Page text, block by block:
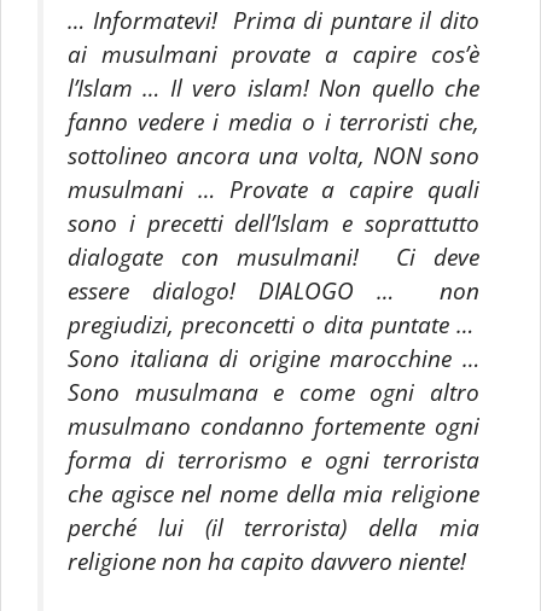
… Informatevi! Prima di puntare il dito
ai musulmani provate a capire cos’è
l’Islam … Il vero islam! Non quello che
fanno vedere i media o i terroristi che,
sottolineo ancora una volta, NON sono
musulmani … Provate a capire quali
sono i precetti dell’Islam e soprattutto
dialogate con musulmani! Ci deve
essere dialogo! DIALOGO … non
pregiudizi, preconcetti o dita puntate …
Sono italiana di origine marocchine …
Sono musulmana e come ogni altro
musulmano condanno fortemente ogni
forma di terrorismo e ogni terrorista
che agisce nel nome della mia religione
perché lui (il terrorista) della mia
religione non ha capito davvero niente!